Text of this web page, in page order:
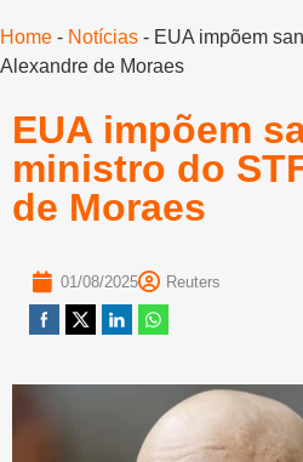
Home - Notícias - EUA impõem
Alexandre de Moraes
EUA impõem
ministro do
de Moraes
01/08/2025 Reuters